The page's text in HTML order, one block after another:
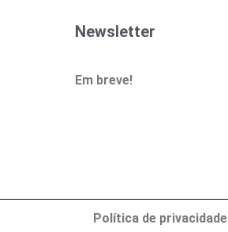
Newsletter
Em breve!
Política de privacidade